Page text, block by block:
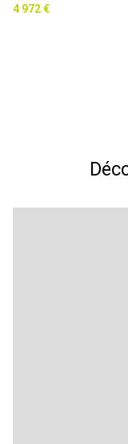
4 972 €